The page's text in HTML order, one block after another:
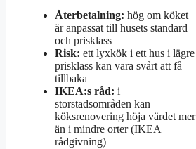
Återbetalning: hög om köket
är anpassat till husets standard
och prisklass
Risk: ett lyxkök i ett hus i lägre
prisklass kan vara svårt att få
tillbaka
IKEA:s råd: i
storstadsområden kan
köksrenovering höja värdet mer
än i mindre orter (IKEA
rådgivning)